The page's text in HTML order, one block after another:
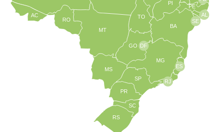
TO
BA
SE
PE
AL
PI
AC
RO
MT
MS
GO
PR
SC
RS
SP
MG
RJ
ES
DF